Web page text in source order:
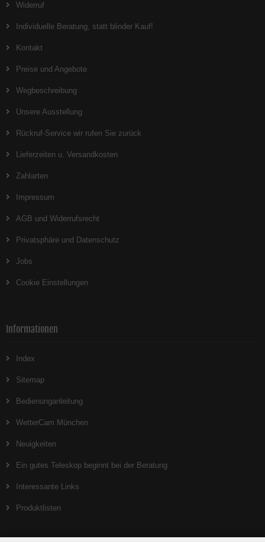
Widerruf
Individuelle Beratung, statt blinder Kauf!
Kontakt
Preise und Angebote
Wegbeschreibung
Unsere Ausstellung
Rückruf-Service wir rufen Sie zurück
Lieferzeiten u. Versandkosten
Zahlarten
Impressum
AGB und Widerrufsrecht
Privatsphäre und Datenschutz
Jobs
Cookie Einstellungen
Informationen
Index
Sitemap
Bedienunganleitung
WetterCam München
Neuigkeiten
Ein gutes Teleskop beginnt bei der Beratung
Interessante Links
Produktlisten